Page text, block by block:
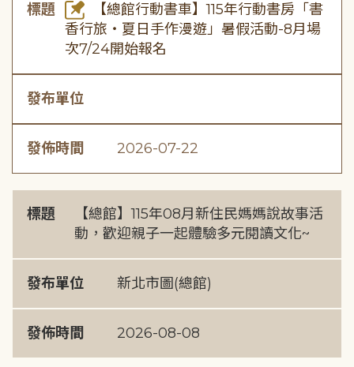
標題
【總館行動書車】115年行動書房「書
香行旅・夏日手作漫遊」暑假活動-8月場
次7/24開始報名
發布單位
發佈時間 2026-07-22
標題
【總館】115年08月新住民媽媽說故事活
動，歡迎親子一起體驗多元閱讀文化~
發布單位 新北市圖(總館)
發佈時間 2026-08-08